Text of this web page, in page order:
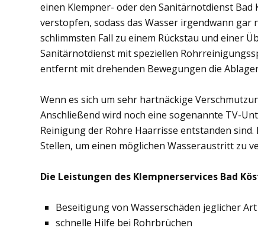
einen Klempner- oder den Sanitärnotdienst
verstopfen, sodass das Wasser irgendwann
schlimmsten Fall zu einem Rückstau und einer
Sanitärnotdienst mit speziellen
entfernt mit drehenden Bewegungen die
Wenn es sich um sehr hartnäckige
Anschließend wird noch eine sogenannte TV-
Reinigung der Rohre Haarrisse entstanden
Stellen, um einen möglichen Wasseraustritt zu
Die Leistungen des Klempnerservices Bad
Beseitigung von Wasserschäden jeglicher Art
schnelle Hilfe bei Rohrbrüchen